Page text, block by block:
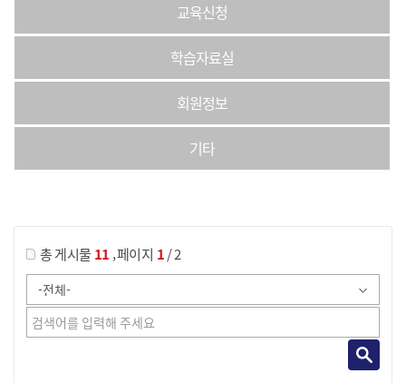
교육신청
학습자료실
회원정보
기타
총 게시물 11 ,페이지 1/ 2